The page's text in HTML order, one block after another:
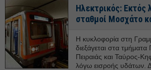
Ηλεκτρικός: Εκτός
σταθμοί Μοσχάτο
Η κυκλοφορία στη
διεξάγεται στα
Πειραιάς και Ταύρος-
λόγω εισροής υδάτων.